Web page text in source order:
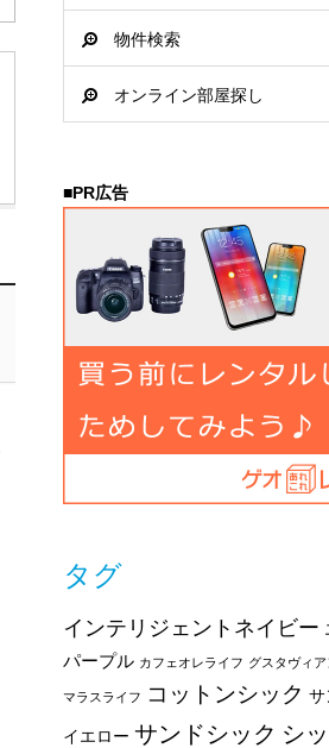
物件検索
オンライン部屋探し
■PR広告
タグ
インテリジェントネイビー
パープル カフェオレライフ グスタヴィ
マラスライフ コットンシック サ
イエロー サンドシック シ